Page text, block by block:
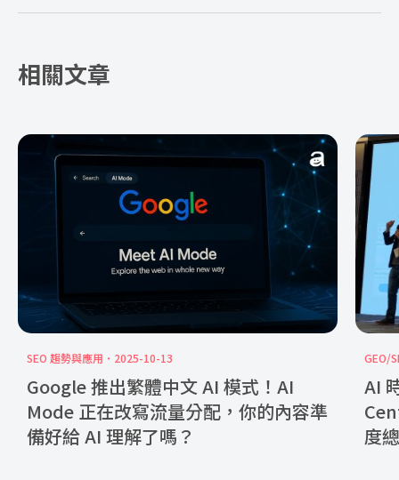
相關文章
SEO 趨勢與應用 2025-10-13
Google 推出繁體中文 AI 模式！AI
Mode 正在改寫流量分配，你的內容準
備好給 AI 理解了嗎？
GEO/
AI
度